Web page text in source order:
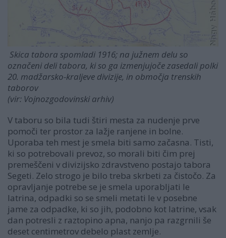
Skica tabora spomladi 1916; na južnem delu so
označeni deli tabora, ki so ga izmenjujoče zasedali polki
20. madžarsko-kraljeve divizije, in območja trenskih
taborov
(vir: Vojnozgodovinski arhiv)
V taboru so bila tudi štiri mesta za nudenje prve
pomoči ter prostor za lažje ranjene in bolne.
Uporaba teh mest je smela biti samo začasna. Tisti,
ki so potrebovali prevoz, so morali biti čim prej
premeščeni v divizijsko zdravstveno postajo tabora
Segeti. Zelo strogo je bilo treba skrbeti za čistočo. Za
opravljanje potrebe se je smela uporabljati le
latrina, odpadki so se smeli metati le v posebne
jame za odpadke, ki so jih, podobno kot latrine, vsak
dan potresli z raztopino apna, nanjo pa razgrnili še
deset centimetrov debelo plast zemlje.